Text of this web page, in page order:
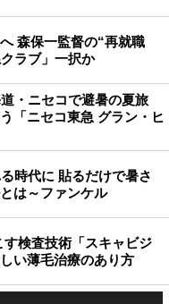
森保一監督の“再就職
ラブ」一択か
・ニセコで避暑の夏旅
「ニセコ東急 グラン・ヒ
時代に 貼るだけで暑さ
は～ファンケル
検査技術「スキャビジ
い薄毛治療のあり方